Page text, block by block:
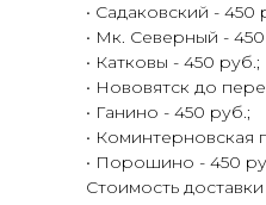
• Садаковский - 450
• Мк. Северный -
• Катковы - 450 руб.;
• Нововятск до
• Ганино - 450 руб.;
• Коминтерновская
• Порошино - 450
Стоимость